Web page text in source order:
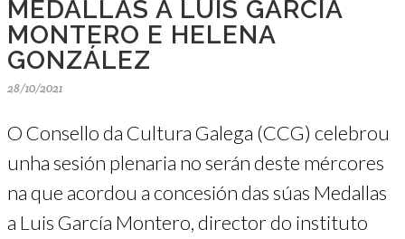
MEDALLAS A LUIS GARCÍA
MONTERO E HELENA
GONZÁLEZ
28/10/2021
O Consello da Cultura Galega (CCG) celebrou
unha sesión plenaria no serán deste mércores
na que acordou a concesión das súas Medallas
a Luis García Montero, director do instituto